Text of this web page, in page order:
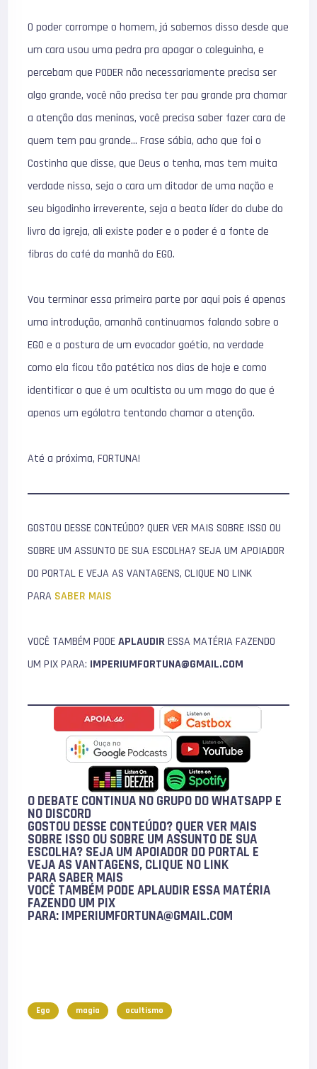
O poder corrompe o homem, já sabemos disso desde que
um cara usou uma pedra pra apagar o coleguinha, e
percebam que PODER não necessariamente precisa ser
algo grande, você não precisa ter pau grande pra chamar
a atenção das meninas, você precisa saber fazer cara de
quem tem pau grande… Frase sábia, acho que foi o
Costinha que disse, que Deus o tenha, mas tem muita
verdade nisso, seja o cara um ditador de uma nação e
seu bigodinho irreverente, seja a beata líder do clube do
livro da igreja, ali existe poder e o poder é a fonte de
fibras do café da manhã do EGO.
Vou terminar essa primeira parte por aqui pois é apenas
uma introdução, amanhã continuamos falando sobre o
EGO e a postura de um evocador goétio, na verdade
como ela ficou tão patética nos dias de hoje e como
identificar o que é um ocultista ou um mago do que é
apenas um ególatra tentando chamar a atenção.
Até a próxima, FORTUNA!
GOSTOU DESSE CONTEÚDO? QUER VER MAIS SOBRE ISSO OU
SOBRE UM ASSUNTO DE SUA ESCOLHA? SEJA UM APOIADOR
DO PORTAL E VEJA AS VANTAGENS, CLIQUE NO LINK
PARA SABER MAIS
VOCÊ TAMBÉM PODEAPLAUDIRESSA MATÉRIA FAZENDO
UM PIX PARA: IMPERIUMFORTUNA@GMAIL.COM
O DEBATE CONTINUA NO GRUPO DO WHATSAPP E
NO DISCORD
GOSTOU DESSE CONTEÚDO? QUER VER MAIS
SOBRE ISSO OU SOBRE UM ASSUNTO DE SUA
ESCOLHA? SEJA UM APOIADOR DO PORTAL E
VEJA AS VANTAGENS, CLIQUE NO LINK
PARA SABER MAIS
VOCÊ TAMBÉM PODEAPLAUDIR ESSA MATÉRIA
FAZENDO UM PIX
PARA: IMPERIUMFORTUNA@GMAIL.COM
Ego magia ocultismo